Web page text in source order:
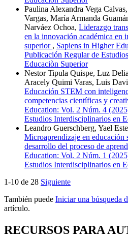
Paulina Alexandra Vega
Vargas, María Armanda
Narváez Ochoa, Liderazgo
en la innovación académica en
superior , Sapiens in Higher
Publicación Regular de
Educaciòn Superior
Nestor Tipula Quispe, Luz
Aracely Quimi Varas, Luis
Educación STEM con
competencias científicas y
Education: Vol. 2 Núm. 4
Estudios Interdisciplinarios en
Leandro Guerschberg, Yael
Microaprendizaje en educación
desarrollo del proceso de
Education: Vol. 2 Núm. 1
Estudios Interdisciplinarios en
1-10 de 28 Siguiente
También puede Iniciar una búsqueda
artículo.
RECURSOS PARA